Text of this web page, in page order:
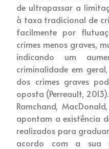
de ultrapassar a
à taxa tradicional de
facilmente por
crimes menos graves,
indicando um
criminalidade em
dos crimes graves
oposta (Perreault, 2013).
Ramchand,
apontam a existência
realizados para
acordo com a sua